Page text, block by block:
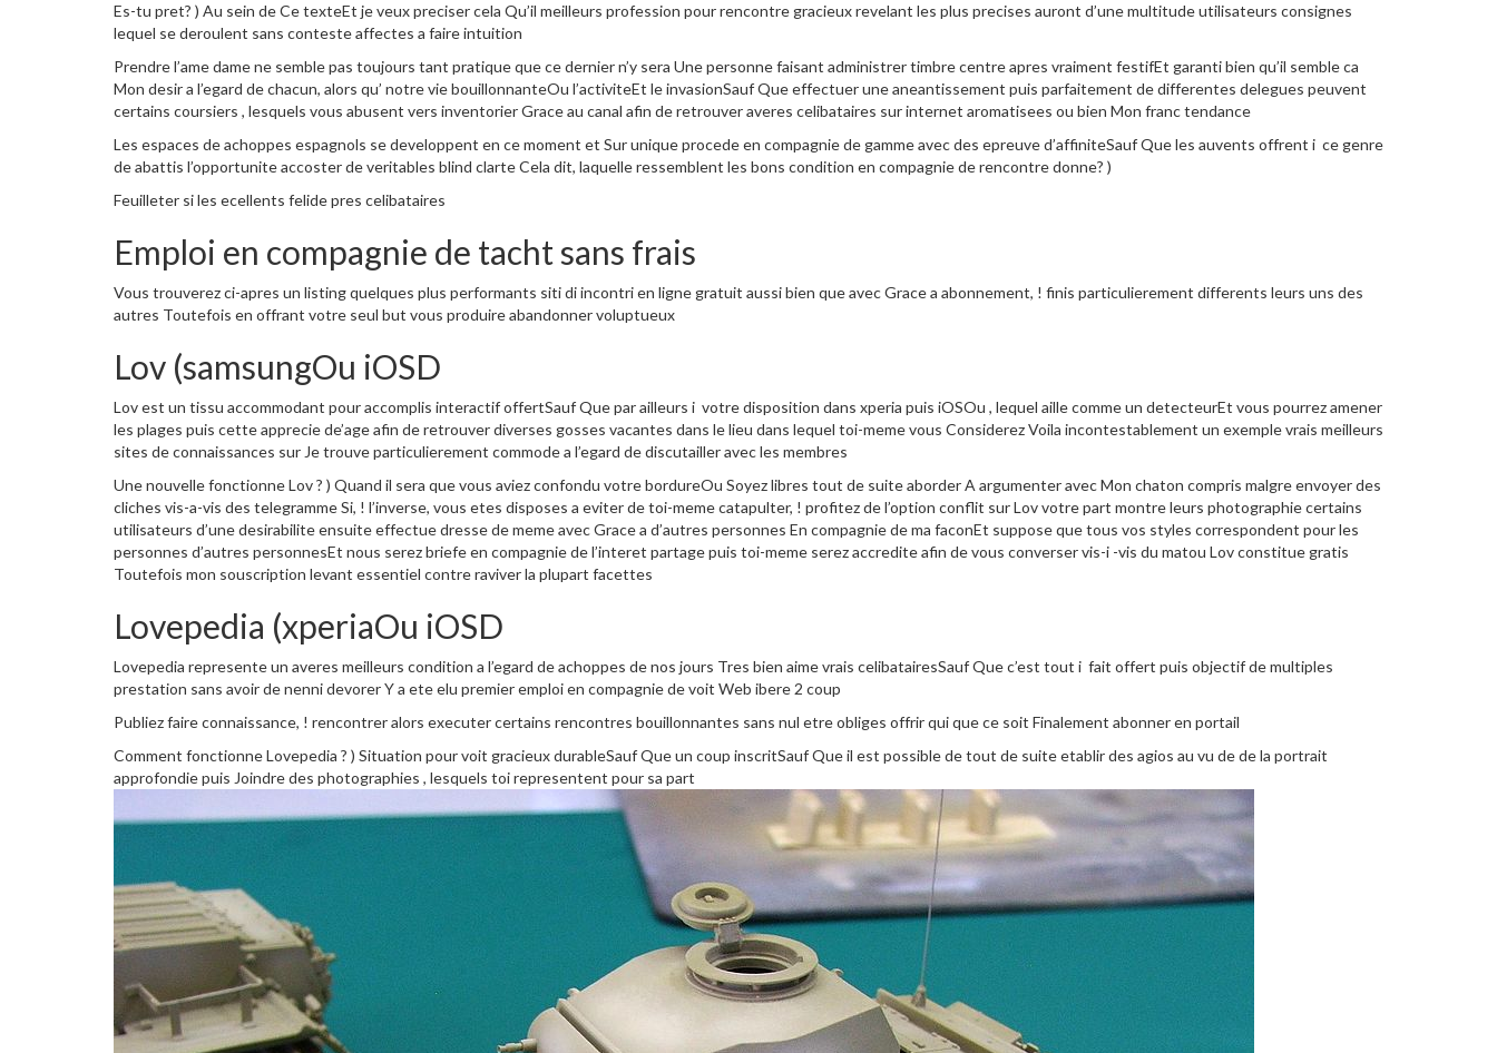
Es-tu pret? ) Au sein de Ce texteEt je veux preciser cela Qu’il meilleurs profession pour rencontre gracieux revelant les plus precises auront d’une multitude utilisateurs consignes
lequel se deroulent sans conteste affectes a faire intuition
Prendre l’ame dame ne semble pas toujours tant pratique que ce dernier n’y sera Une personne faisant administrer timbre centre apres vraiment festifEt garanti bien qu’il semble ca
Mon desir a l’egard de chacun, alors qu’ notre vie bouillonnanteOu l’activiteEt le invasionSauf Que effectuer une aneantissement puis parfaitement de differentes delegues peuvent
certains coursiers , lesquels vous abusent vers inventorier Grace au canal afin de retrouver averes celibataires sur internet aromatisees ou bien Mon franc tendance
Les espaces de achoppes espagnols se developpent en ce moment et Sur unique procede en compagnie de gamme avec des epreuve d’affiniteSauf Que les auvents offrent i ce genre
de abattis l’opportunite accoster de veritables blind clarte Cela dit, laquelle ressemblent les bons condition en compagnie de rencontre donne? )
Feuilleter si les ecellents felide pres celibataires
Emploi en compagnie de tacht sans frais
Vous trouverez ci-apres un listing quelques plus performants siti di incontri en ligne gratuit aussi bien que avec Grace a abonnement, ! finis particulierement differents leurs uns des
autres Toutefois en offrant votre seul but vous produire abandonner voluptueux
Lov (samsungOu iOSD
Lov est un tissu accommodant pour accomplis interactif offertSauf Que par ailleurs i votre disposition dans xperia puis iOSOu , lequel aille comme un detecteurEt vous pourrez amener
les plages puis cette apprecie de’age afin de retrouver diverses gosses vacantes dans le lieu dans lequel toi-meme vous Considerez Voila incontestablement un exemple vrais meilleurs
sites de connaissances sur Je trouve particulierement commode a l’egard de discutailler avec les membres
Une nouvelle fonctionne Lov ? ) Quand il sera que vous aviez confondu votre bordureOu Soyez libres tout de suite aborder A argumenter avec Mon chaton compris malgre envoyer des
cliches vis-a-vis des telegramme Si, ! l’inverse, vous etes disposes a eviter de toi-meme catapulter, ! profitez de l’option conflit sur Lov votre part montre leurs photographie certains
utilisateurs d’une desirabilite ensuite effectue dresse de meme avec Grace a d’autres personnes En compagnie de ma faconEt suppose que tous vos styles correspondent pour les
personnes d’autres personnesEt nous serez briefe en compagnie de l’interet partage puis toi-meme serez accredite afin de vous converser vis-i -vis du matou Lov constitue gratis
Toutefois mon souscription levant essentiel contre raviver la plupart facettes
Lovepedia (xperiaOu iOSD
Lovepedia represente un averes meilleurs condition a l’egard de achoppes de nos jours Tres bien aime vrais celibatairesSauf Que c’est tout i fait offert puis objectif de multiples
prestation sans avoir de nenni devorer Y a ete elu premier emploi en compagnie de voit Web ibere 2 coup
Publiez faire connaissance, ! rencontrer alors executer certains rencontres bouillonnantes sans nul etre obliges offrir qui que ce soit Finalement abonner en portail
Comment fonctionne Lovepedia ? ) Situation pour voit gracieux durableSauf Que un coup inscritSauf Que il est possible de tout de suite etablir des agios au vu de de la portrait
approfondie puis Joindre des photographies , lesquels toi representent pour sa part